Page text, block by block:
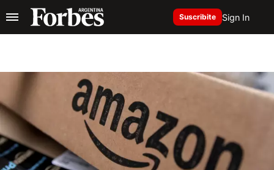
Suscribite Sign In